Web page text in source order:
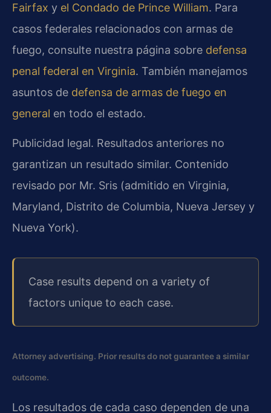
Fairfax y el Condado de Prince William. Para
casos federales relacionados con armas de
fuego, consulte nuestra página sobre defensa
penal federal en Virginia. También manejamos
asuntos de defensa de armas de fuego en
general en todo el estado.
Publicidad legal. Resultados anteriores no
garantizan un resultado similar. Contenido
revisado por Mr. Sris (admitido en Virginia,
Maryland, Distrito de Columbia, Nueva Jersey y
Nueva York).
Case results depend on a variety of
factors unique to each case.
Attorney advertising. Prior results do not guarantee a similar
outcome.
Los resultados de cada caso dependen de una